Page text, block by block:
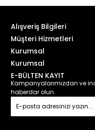
Alışveriş Bilgileri
Müşteri Hizmetleri
Kurumsal
Kurumsal
E-BÜLTEN KAYIT
Kampanyalarımızdan ve
haberdar olun.